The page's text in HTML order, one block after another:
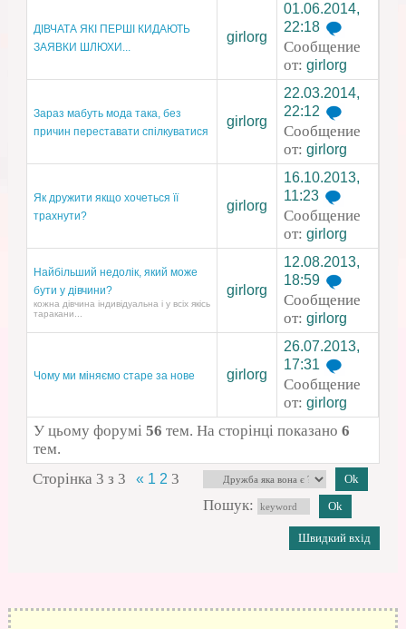
ДІВЧАТА ЯКІ ПЕРШІ КИДАЮТЬ
ЗАЯВКИ ШЛЮХИ...
girlorg
01.06.2014,
22:18
Сообщение
от: girlorg
Зараз мабуть мода така, без
причин переставати спілкуватися
girlorg
22.03.2014,
22:12
Сообщение
от: girlorg
Як дружити якщо хочеться її
трахнути?
girlorg
16.10.2013,
11:23
Сообщение
от: girlorg
Найбільший недолік, який може
бути у дівчини?
кожна дівчина індивідуальна і у всіх якісь
таракани...
girlorg
12.08.2013,
18:59
Сообщение
от: girlorg
Чому ми міняємо старе за нове girlorg
26.07.2013,
17:31
Сообщение
от: girlorg
У цьому форумі 56 тем. На сторінці показано 6
тем.
Сторінка 3 з 3 « 1 2 3
Пошук: